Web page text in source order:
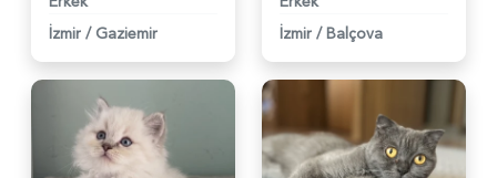
İzmir / Gaziemir
İzmir / Balçova